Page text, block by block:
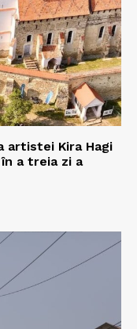
artistei Kira Hagi
a treia zi a